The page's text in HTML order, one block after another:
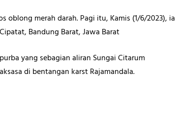
merah darah. Pagi itu, Kamis (1/6/2023), ia
Bandung Barat, Jawa Barat
yang sebagian aliran Sungai Citarum
di bentangan karst Rajamandala.